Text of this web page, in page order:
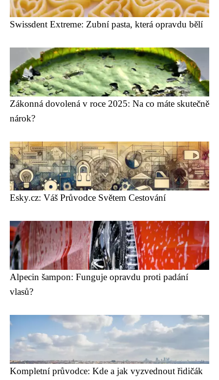
Swissdent Extreme: Zubní pasta, která opravdu bělí
Zákonná dovolená v roce 2025: Na co máte skutečně
nárok?
Esky.cz: Váš Průvodce Světem Cestování
Alpecin šampon: Funguje opravdu proti padání
vlasů?
Kompletní průvodce: Kde a jak vyzvednout řidičák